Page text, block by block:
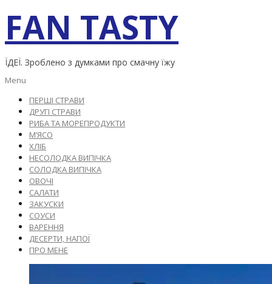
content
FAN TASTY
ЇДЕЇ. Зроблено з думками про смачну їжу
Primary
Menu
Menu
ПЕРШІ СТРАВИ
ДРУГІ СТРАВИ
РИБА ТА МОРЕПРОДУКТИ
М’ЯСО
ХЛІБ
НЕСОЛОДКА ВИПІЧКА
СОЛОДКА ВИПІЧКА
ОВОЧІ
САЛАТИ
ЗАКУСКИ
СОУСИ
ВАРЕННЯ
ДЕСЕРТИ, НАПОЇ
ПРО МЕНЕ